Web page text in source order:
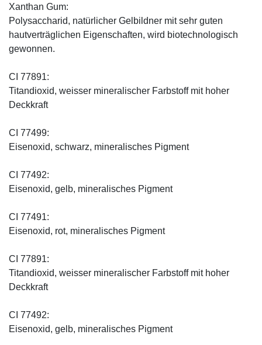
Xanthan Gum:
Polysaccharid, natürlicher Gelbildner mit sehr guten
hautverträglichen Eigenschaften, wird biotechnologisch
gewonnen.
CI 77891:
Titandioxid, weisser mineralischer Farbstoff mit hoher
Deckkraft
CI 77499:
Eisenoxid, schwarz, mineralisches Pigment
CI 77492:
Eisenoxid, gelb, mineralisches Pigment
CI 77491:
Eisenoxid, rot, mineralisches Pigment
CI 77891:
Titandioxid, weisser mineralischer Farbstoff mit hoher
Deckkraft
CI 77492:
Eisenoxid, gelb, mineralisches Pigment